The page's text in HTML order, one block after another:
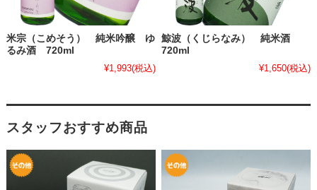
米宗（こめそう） 純米吟醸 ゆ
るみ酒 720ml
¥1,993(税込)
鯨波（くじらなみ） 純米酒
720ml
¥1,650(税込)
スタッフおすすめ商品